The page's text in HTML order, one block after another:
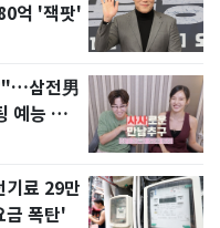
억 '잭팟'
삼전男
예능 화
기료 29만
폭탄'